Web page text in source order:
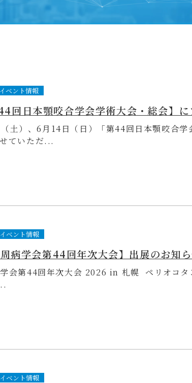
イベント情報
土）、6月14日（日）「第44回日本顎咬合学
ていただ...
イベント情報
周病学会第44回年次大会】出展のお知
会第44回年次大会 2026 in 札幌 ペリオコタ
イベント情報